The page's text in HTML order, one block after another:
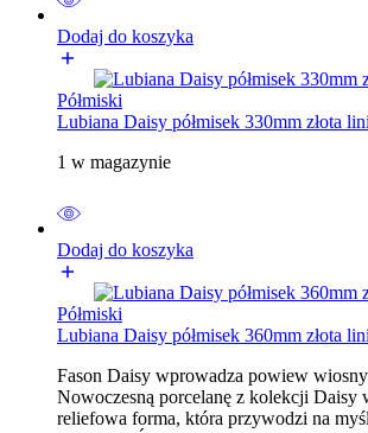
Dodaj do koszyka
Półmiski
Lubiana Daisy półmisek 330mm złota
1 w magazynie
Dodaj do koszyka
Półmiski
Lubiana Daisy półmisek 360mm złota
Fason Daisy wprowadza powiew wiosny
Nowoczesną porcelanę z kolekcji Daisy
reliefowa forma, która przywodzi na